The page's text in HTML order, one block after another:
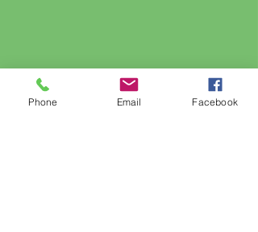
Phone Email Facebook